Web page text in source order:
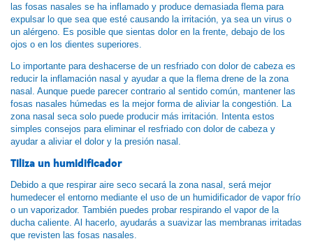
las fosas nasales se ha inflamado y produce demasiada flema para
expulsar lo que sea que esté causando la irritación, ya sea un virus o
un alérgeno. Es posible que sientas dolor en la frente, debajo de los
ojos o en los dientes superiores.
Lo importante para deshacerse de un resfriado con dolor de cabeza es
reducir la inflamación nasal y ayudar a que la flema drene de la zona
nasal. Aunque puede parecer contrario al sentido común, mantener las
fosas nasales húmedas es la mejor forma de aliviar la congestión. La
zona nasal seca solo puede producir más irritación. Intenta estos
simples consejos para eliminar el resfriado con dolor de cabeza y
ayudar a aliviar el dolor y la presión nasal.
Tiliza un humidificador
Debido a que respirar aire seco secará la zona nasal, será mejor
humedecer el entorno mediante el uso de un humidificador de vapor frío
o un vaporizador. También puedes probar respirando el vapor de la
ducha caliente. Al hacerlo, ayudarás a suavizar las membranas irritadas
que revisten las fosas nasales.